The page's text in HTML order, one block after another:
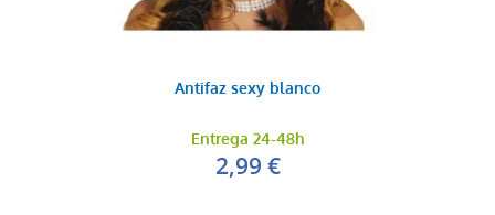
Antifaz sexy blanco
Entrega 24-48h
2,99 €